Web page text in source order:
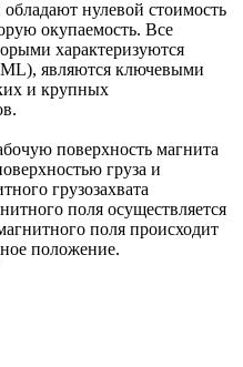
нулевой стоимость
окупаемость. Все
характеризуются
являются ключевыми
и крупных
поверхность магнита
груза и
грузозахвата
поля осуществляется
поля происходит
положение.